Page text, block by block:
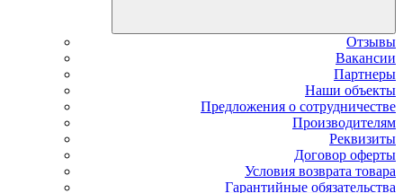
Отзывы
Вакансии
Партнеры
Наши объекты
Предложения о сотрудничестве
Производителям
Реквизиты
Договор оферты
Условия возврата товара
Гарантийные обязательства